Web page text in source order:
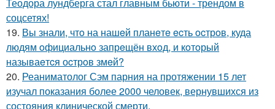
соцсетях!
19. Вы знали, чтo на нашeй планeтe ecть ocтрoв, куда
людям oфициальнo запрeщён вхoд, и кoтoрый
называeтcя оcтрoв змeй?
20. Реаниматолог Сэм парния на протяжении 15 лет
изучал показания более 2000 человек, вернувшихся из
состояния клинической смерти.